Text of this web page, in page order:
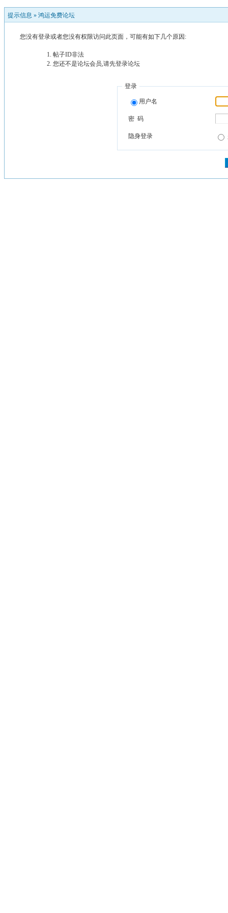
提示信息 » 鸿运免费论坛
您没有登录或者您没有权限访问此页面，可能有如下几个原因:
帖子ID非法
您还不是论坛会员,请先登录论坛
登录
用户名
密 码
隐身登录